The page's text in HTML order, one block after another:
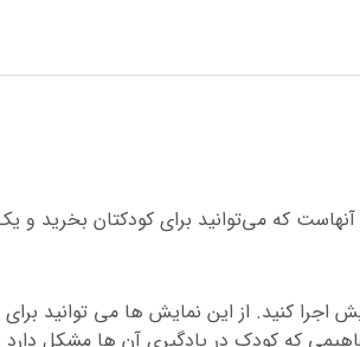
که می‌توانید برای کودکتان بخرید و
کنید. از این نمایش ها می توانید برای
که کودک در یادگیری آن ها مشکل دارد